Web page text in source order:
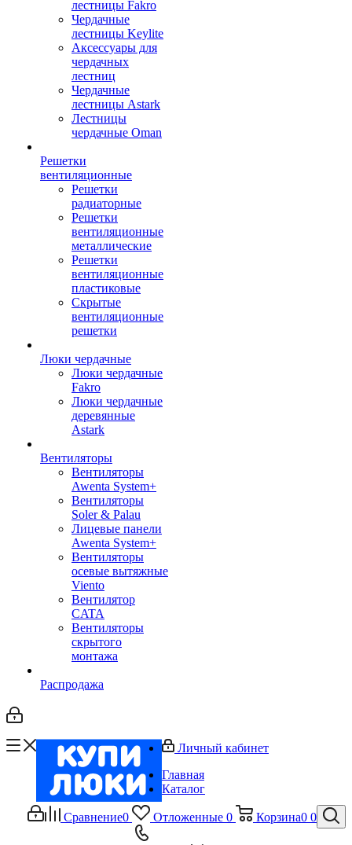
лестницы Fakro
Чердачные
лестницы Keylite
Аксессуары для
чердачных
лестниц
Чердачные
лестницы Astark
Лестницы
чердачные Oman
Решетки
вентиляционные
Решетки
радиаторные
Решетки
вентиляционные
металлические
Решетки
вентиляционные
пластиковые
Скрытые
вентиляционные
решетки
Люки чердачные
Люки чердачные
Fakro
Люки чердачные
деревянные
Astark
Вентиляторы
Вентиляторы
Awenta System+
Вентиляторы
Soler & Palau
Лицевые панели
Awenta System+
Вентиляторы
осевые вытяжные
Viento
Вентилятор
CATA
Вентиляторы
скрытого
монтажа
Распродажа
Сравнение0 Отложенные 0 Корзина0 0
Личный кабинет
Главная
Каталог